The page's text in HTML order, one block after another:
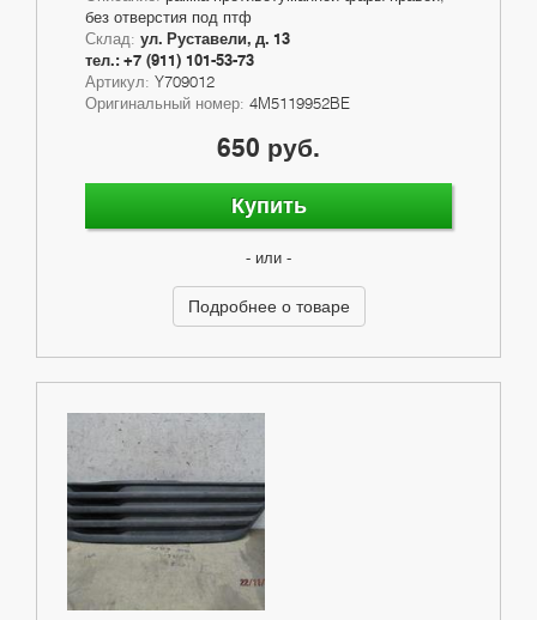
без отверстия под птф
Склад: ул. Руставели, д. 13
тел.: +7 (911) 101-53-73
Артикул: Y709012
Оригинальный номер: 4M5119952BE
650 руб.
Купить
- или -
Подробнее о товаре